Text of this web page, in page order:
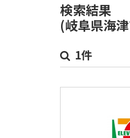
検索結果
(岐阜県海
1件